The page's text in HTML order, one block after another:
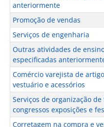
anteriormente
Promoção de vendas
Serviços de engenharia
Outras atividades de
especificadas
Comércio varejista de
vestuário e acessórios
Serviços de organização de
congressos exposições e
Corretagem na compra e